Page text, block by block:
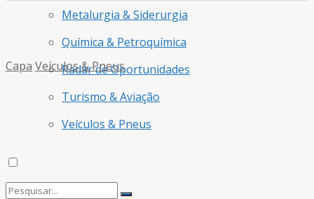
Metalurgia & Siderurgia
Química & Petroquímica
Radar de Oportunidades
Turismo & Aviação
Veículos & Pneus
Capa Veículos & Pneus